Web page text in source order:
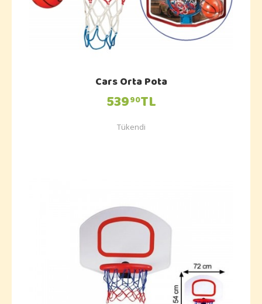
Cars Orta Pota
53990TL
Tükendi